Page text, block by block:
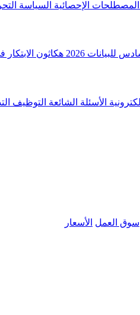
الإحصائية السياسة
للبيانات 2026 هكاثون الابتكار
الأسئلة الشائعة التوظيف
سوق العمل الأسعار